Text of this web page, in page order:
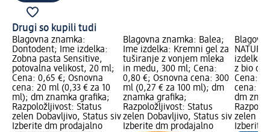
Drugi so kupili tudi
Blagovna znamka:
Dontodent; Ime izdelka:
Zobna pasta Sensitive,
potovalna velikost, 20 ml;
Cena: 0,65 €; Osnovna
cena: 20 ml (0,33 € za 10
ml); dm znamka grafika;
Razpoložljivost: Status
zelen Dobavljivo, Status siv
Izberite dm prodajalno
Blagovna znamka: Balea;
Ime izdelka: Kremni gel za
tuširanje z vonjem mleka
in medu, 300 ml; Cena:
0,80 €; Osnovna cena: 300
ml (0,27 € za 100 ml); dm
znamka grafika;
Razpoložljivost: Status
zelen Dobavljivo, Status siv
Izberite dm prodajalno
izdelka:
z bio
Cena:
cena:
dm
zelen
Izberite